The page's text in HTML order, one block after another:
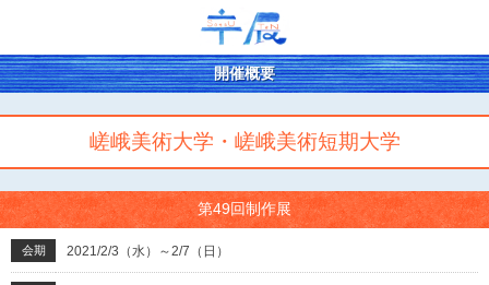
開催概要
嵯峨美術大学・嵯峨美術短期大学
第49回制作展
会期 2021/2/3（水）～2/7（日）